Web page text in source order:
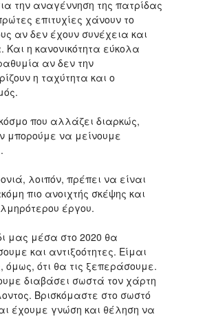
την αναγέννηση της πατρίδας
επιτυχίες χάνουν το
αν δεν έχουν συνέχεια και
Και η κανονικότητα εύκολα
αν δεν την
η ταχύτητα και ο
που αλλάζει διαρκώς,
μπορούμε να μείνουμε
λοιπόν, πρέπει να είναι
πιο ανοιχτής σκέψης και
έργου.
μας μέσα στο 2020 θα
και αντιξοότητες. Είμαι
όμως, ότι θα τις ξεπεράσουμε.
διαβάσει σωστά τον χάρτη
Βρισκόμαστε στο σωστό
έχουμε γνώση και θέληση να